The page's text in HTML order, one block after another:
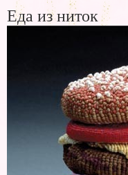
Еда из ниток